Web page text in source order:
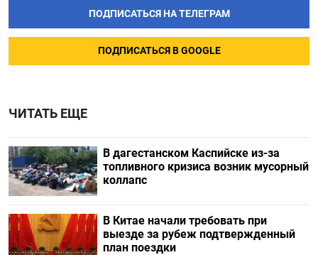
ПОДПИСАТЬСЯ НА ТЕЛЕГРАМ
ПОДПИСАТЬСЯ В GOOGLE
ЧИТАТЬ ЕЩЕ
В дагестанском Каспийске из-за
топливного кризиса возник мусорный
коллапс
В Китае начали требовать при
выезде за рубеж подтвержденный
план поездки